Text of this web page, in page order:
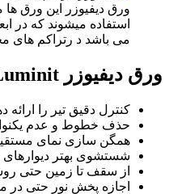
ورق دیفیوزر این ورق
می باشد د رتراکم های
ورق دیفیوزر LED Luminit:
کنترل دقیق تیر را ارائه
حذف خطوط و عدم
همگن سازی نمای مستقیم
شستشوی بهتر دیوارهای
از سقف تا زمین حتی
اجازه پخش نور حتی در